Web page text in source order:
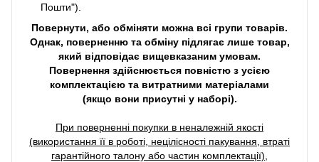
Пошти").
Повернути, або обміняти можна всі групи товарів.
Однак, поверненню та обміну підлягає лише товар,
який відповідає вищевказаним умовам.
Повернення здійснюється повністю з усією
комплектацією та витратними матеріалами
(якщо вони присутні у наборі).
При поверненні покупки в неналежній якості
(використання її в роботі, нецілісності пакування, втраті
гарантійного талону або частин комплектації),